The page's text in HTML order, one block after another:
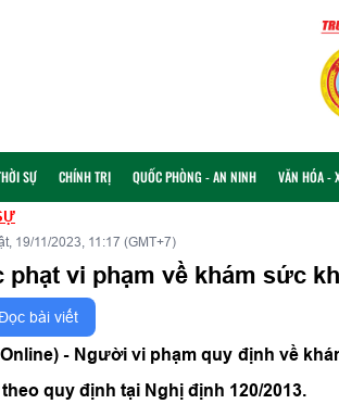
SỰ CHÍNH TRỊ QUỐC PHÒNG - AN NINH VĂN HÓA -
19/11/2023, 11:17 (GMT+7)
phạt vi phạm về khám sức
bài viết
- Người vi phạm quy định về
quy định tại Nghị định 120/2013.